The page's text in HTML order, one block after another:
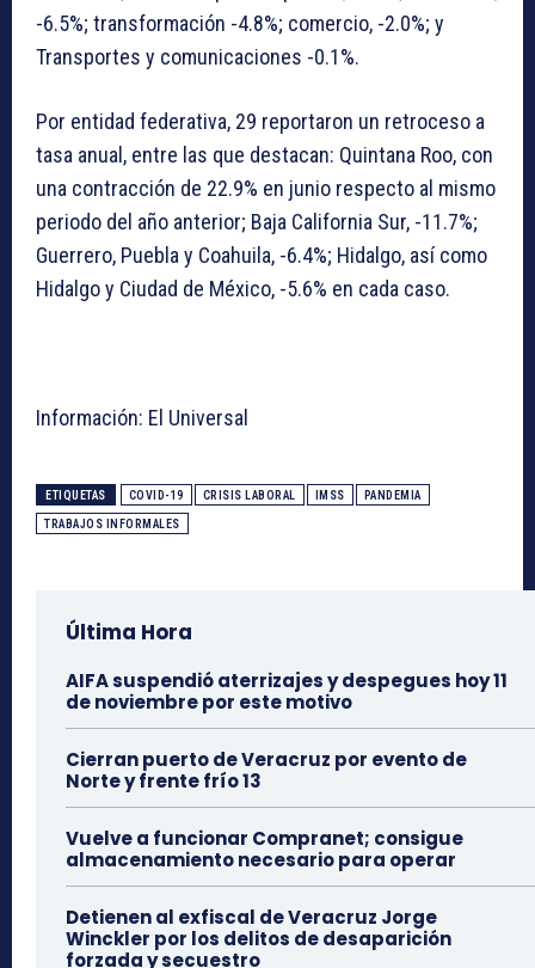
-6.5%; transformación -4.8%; comercio, -2.0%; y
Transportes y comunicaciones -0.1%.
Por entidad federativa, 29 reportaron un retroceso a
tasa anual, entre las que destacan: Quintana Roo, con
una contracción de 22.9% en junio respecto al mismo
periodo del año anterior; Baja California Sur, -11.7%;
Guerrero, Puebla y Coahuila, -6.4%; Hidalgo, así como
Hidalgo y Ciudad de México, -5.6% en cada caso.
Información: El Universal
ETIQUETAS COVID-19 CRISIS LABORAL IMSS PANDEMIA
TRABAJOS INFORMALES
Última Hora
AIFA suspendió aterrizajes y despegues hoy 11
de noviembre por este motivo
Cierran puerto de Veracruz por evento de
Norte y frente frío 13
Vuelve a funcionar Compranet; consigue
almacenamiento necesario para operar
Detienen al exfiscal de Veracruz Jorge
Winckler por los delitos de desaparición
forzada y secuestro